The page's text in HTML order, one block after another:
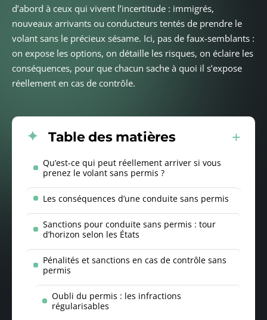
d’abord à ceux qui vivent l’incertitude : immigrés,
nouveaux arrivants ou conducteurs tentés de prendre le
volant sans le précieux sésame. Ici, pas de faux-semblants :
on expose les options, on détaille les risques, on éclaire les
conséquences, pour que chacun sache à quoi il s’expose
réellement en cas de contrôle.
Table des matières
Qu’est-ce qui peut réellement arriver si vous
prenez le volant sans permis ?
Les conséquences d’une conduite sans permis
Sanctions pour conduite sans permis : tour
d’horizon selon les États
Pénalités et sanctions en cas de contrôle sans
permis
Oubli du permis : les infractions
régularisables